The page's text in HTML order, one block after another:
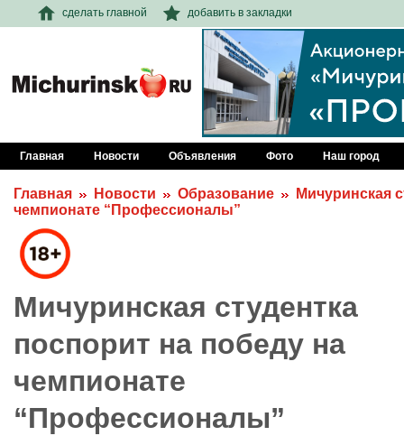
сделать главной добавить в закладки
Главная Новости Объявления Фото Наш город
Главная Новости Образование
Мичуринская
чемпионате “Профессионалы”
Мичуринская студентка
поспорит на победу на
чемпионате
“Профессионалы”